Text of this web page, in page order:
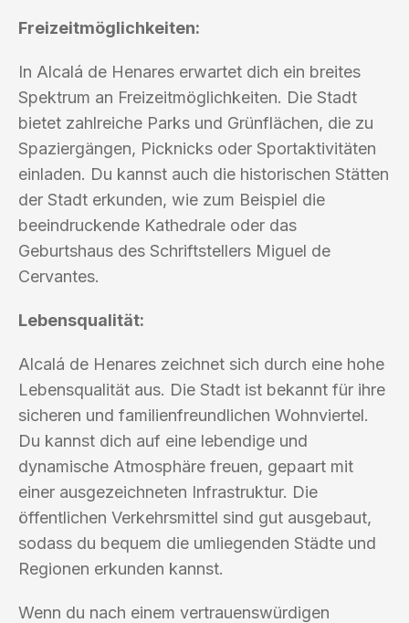
Freizeitmöglichkeiten:
In Alcalá de Henares erwartet dich ein breites
Spektrum an Freizeitmöglichkeiten. Die Stadt
bietet zahlreiche Parks und Grünflächen, die zu
Spaziergängen, Picknicks oder Sportaktivitäten
einladen. Du kannst auch die historischen Stätten
der Stadt erkunden, wie zum Beispiel die
beeindruckende Kathedrale oder das
Geburtshaus des Schriftstellers Miguel de
Cervantes.
Lebensqualität:
Alcalá de Henares zeichnet sich durch eine hohe
Lebensqualität aus. Die Stadt ist bekannt für ihre
sicheren und familienfreundlichen Wohnviertel.
Du kannst dich auf eine lebendige und
dynamische Atmosphäre freuen, gepaart mit
einer ausgezeichneten Infrastruktur. Die
öffentlichen Verkehrsmittel sind gut ausgebaut,
sodass du bequem die umliegenden Städte und
Regionen erkunden kannst.
Wenn du nach einem vertrauenswürdigen